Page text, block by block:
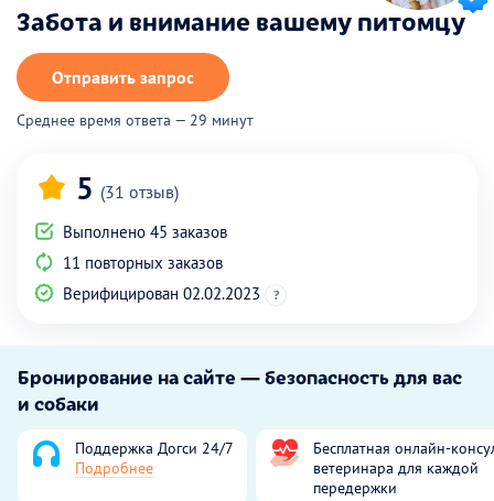
Забота и внимание вашему питомцу
Отправить запрос
Среднее время ответа — 29 минут
5 (31 отзыв)
Выполнено 45 заказов
11 повторных заказов
Верифицирован 02.02.2023
?
Бронирование на сайте — безопасность для вас
и собаки
Поддержка Догси 24/7
Подробнее
Бесплатная онлайн-
ветеринара для каждой
передержки